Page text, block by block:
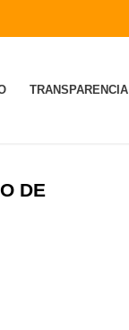
TRANSPARENCIA
DE